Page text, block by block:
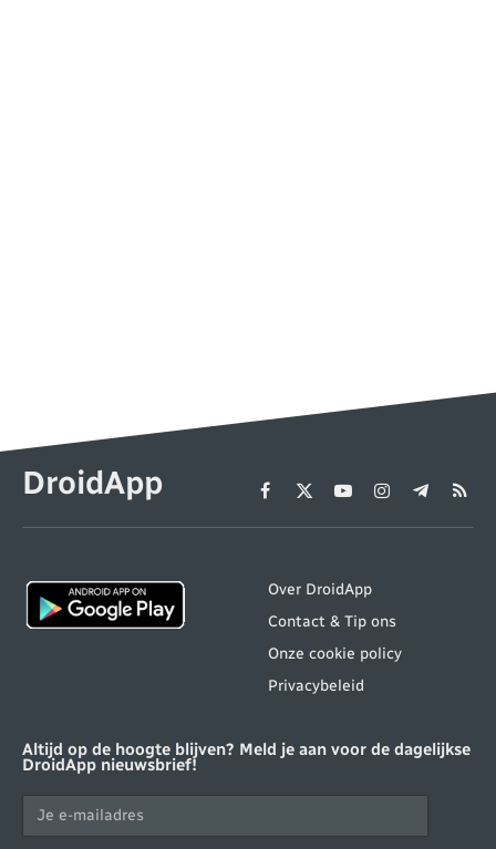
DroidApp Facebook
X
(Twitter)
YouTubeInstagram
Telegram
RSS
Over DroidApp
Contact & Tip ons
Onze cookie policy
Privacybeleid
Altijd op de hoogte blijven? Meld je aan voor de dagelijkse
DroidApp nieuwsbrief!